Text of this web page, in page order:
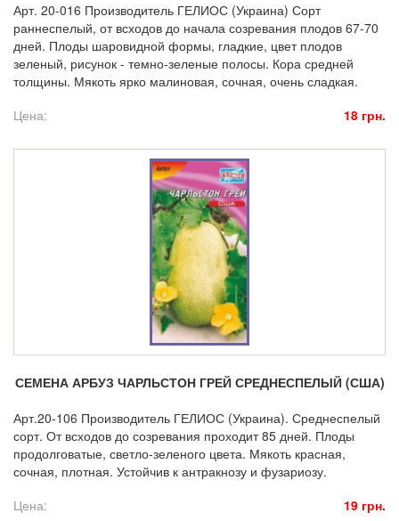
Арт. 20-016 Производитель ГЕЛИОС (Украина) Сорт
раннеспелый, от всходов до начала созревания плодов 67-70
дней. Плоды шаровидной формы, гладкие, цвет плодов
зеленый, рисунок - темно-зеленые полосы. Кора средней
толщины. Мякоть ярко малиновая, сочная, очень сладкая.
Цена:
18 грн.
СЕМЕНА АРБУЗ ЧАРЛЬСТОН ГРЕЙ СРЕДНЕСПЕЛЫЙ (США)
Арт.20-106 Производитель ГЕЛИОС (Украина). Среднеспелый
сорт. От всходов до созревания проходит 85 дней. Плоды
продолговатые, светло-зеленого цвета. Мякоть красная,
сочная, плотная. Устойчив к антракнозу и фузариозу.
Цена:
19 грн.